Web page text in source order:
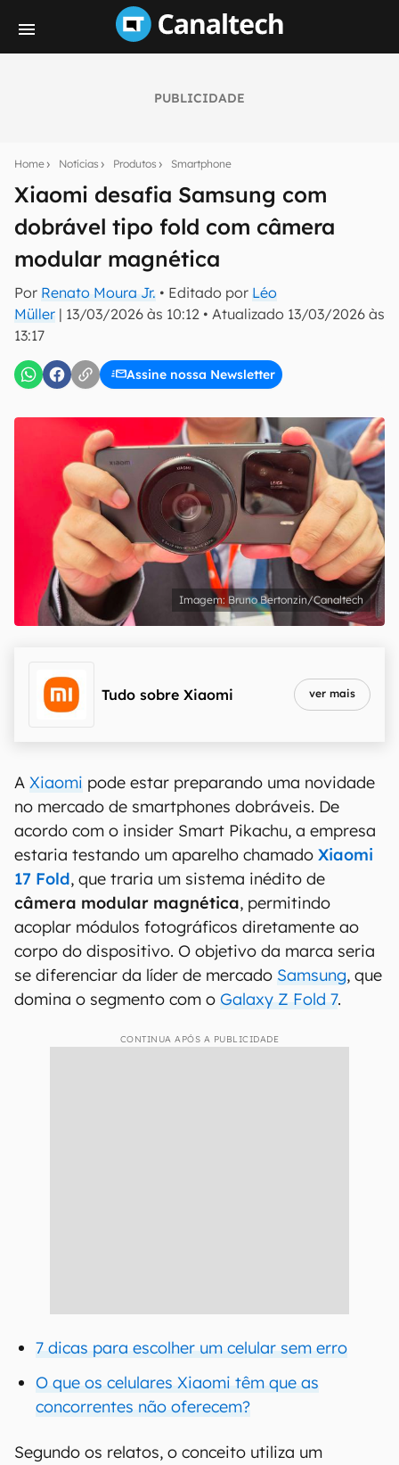
PUBLICIDADE
Home Notícias Produtos Smartphone
Xiaomi desafia Samsung com
dobrável tipo fold com câmera
modular magnética
Por Renato Moura Jr. • Editado por Léo
Müller | 13/03/2026 às 10:12 • Atualizado 13/03/2026 às
13:17
Assine nossa Newsletter
notícias e reviews sobre tecnologia em primeira
E-mail
inscreva-se
Uso e Política de Privacidade do Canaltech.
Bruno Bertonzin/Canaltech
Tudo sobre Xiaomi ver mais
A Xiaomi pode estar preparando uma novidade
no mercado de smartphones dobráveis. De
acordo com o insider Smart Pikachu, a empresa
estaria testando um aparelho chamado Xiaomi
17 Fold, que traria um sistema inédito de
câmera modular magnética, permitindo
acoplar módulos fotográficos diretamente ao
corpo do dispositivo. O objetivo da marca seria
se diferenciar da líder de mercado Samsung, que
domina o segmento com o Galaxy Z Fold 7.
CONTINUA APÓS A PUBLICIDADE
7 dicas para escolher um celular sem erro
O que os celulares Xiaomi têm que as
concorrentes não oferecem?
Segundo os relatos, o conceito utiliza um